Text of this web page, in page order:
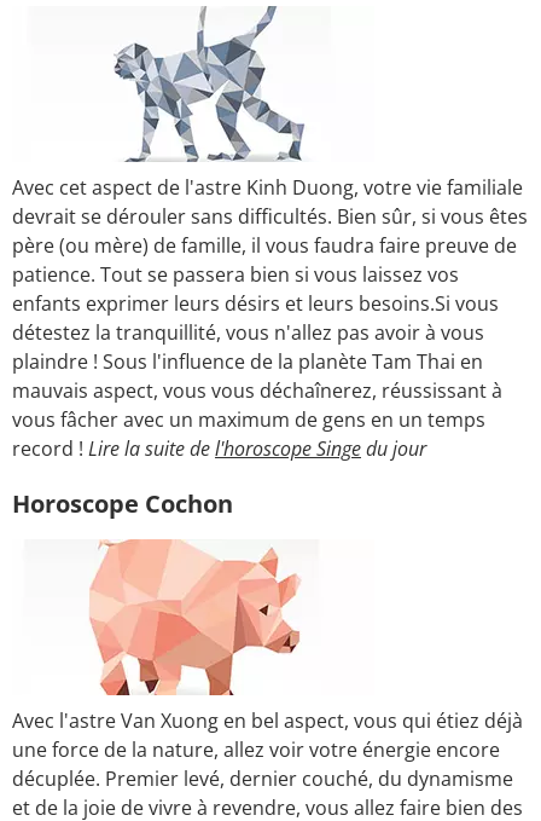
Avec cet aspect de l'astre Kinh Duong, votre vie familiale
devrait se dérouler sans difficultés. Bien sûr, si vous êtes
père (ou mère) de famille, il vous faudra faire preuve de
patience. Tout se passera bien si vous laissez vos
enfants exprimer leurs désirs et leurs besoins.Si vous
détestez la tranquillité, vous n'allez pas avoir à vous
plaindre ! Sous l'influence de la planète Tam Thai en
mauvais aspect, vous vous déchaînerez, réussissant à
vous fâcher avec un maximum de gens en un temps
record ! Lire la suite del'horoscope Singedu jour
Horoscope Cochon
Avec l'astre Van Xuong en bel aspect, vous qui étiez déjà
une force de la nature, allez voir votre énergie encore
décuplée. Premier levé, dernier couché, du dynamisme
et de la joie de vivre à revendre, vous allez faire bien des